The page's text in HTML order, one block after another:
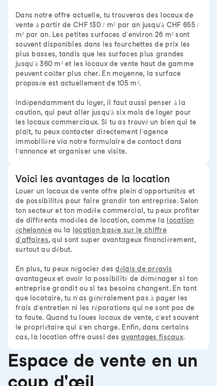
Dans notre offre actuelle, tu trouveras des locaux de
vente à partir de CHF 130 / m² par an jusqu'à CHF 655 /
m² par an. Les petites surfaces d'environ 26 m² sont
souvent disponibles dans les fourchettes de prix les
plus basses, tandis que les surfaces plus grandes
jusqu'à 360 m² et les locaux de vente haut de gamme
peuvent coûter plus cher. En moyenne, la surface
proposée est actuellement de 105 m².
Indépendamment du loyer, il faut aussi penser à la
caution, qui peut aller jusqu'à six mois de loyer pour
les locaux commerciaux. Si tu as trouvé un bien qui te
plaît, tu peux contacter directement l'agence
immobilière via notre formulaire de contact dans
l'annonce et organiser une visite.
Voici les avantages de la location
Louer un locaux de vente offre plein d'opportunités et
de possibilités pour faire grandir ton entreprise. Selon
ton secteur et ton modèle commercial, tu peux profiter
de différents modèles de location, comme la
location
échelonnéeou la
location basée sur le chiffre
d'affaires, qui sont super avantageux financièrement,
surtout au début.
En plus, tu peux négocier desdélais de préavis
avantageux et avoir la possibilité de déménager si ton
entreprise grandit ou si tes besoins changent. En tant
que locataire, tu n'as généralement pas à payer les
frais d'entretien ni les réparations qui ne sont pas de
ta faute. Quand tu loues locaux de vente, c'est souvent
le propriétaire qui s'en charge. Enfin, dans certains
cas, la location offre aussi desavantages fiscaux.
Espace de vente en un
coup d'œil